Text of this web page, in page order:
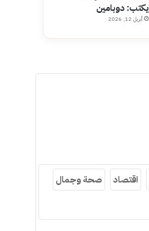
يكتب: دوبامين
أبريل 12, 2026
اقتصاد
صحة وجمال